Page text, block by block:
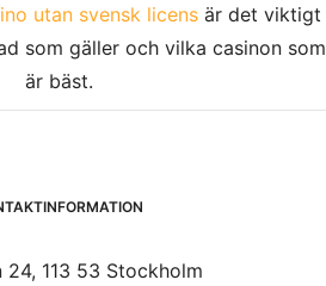
utan svensk licensär det viktigt
som gäller och vilka casinon som
är bäst.
24, 113 53 Stockholm